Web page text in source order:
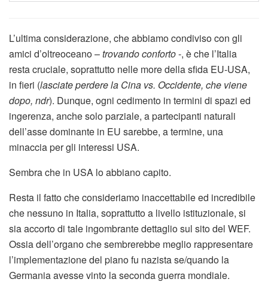
L’ultima considerazione, che abbiamo condiviso con gli
amici d’oltreoceano –trovando conforto-, è che l’Italia
resta cruciale, soprattutto nelle more della sfida EU-USA,
in fieri (lasciate perdere la Cina vs. Occidente, che viene
dopo, ndr). Dunque, ogni cedimento in termini di spazi ed
ingerenza, anche solo parziale, a partecipanti naturali
dell’asse dominante in EU sarebbe, a termine, una
minaccia per gli interessi USA.
Sembra che in USA lo abbiano capito.
Resta il fatto che consideriamo inaccettabile ed incredibile
che nessuno in Italia, soprattutto a livello istituzionale, si
sia accorto di tale ingombrante dettaglio sul sito del WEF.
Ossia dell’organo che sembrerebbe meglio rappresentare
l’implementazione del piano fu nazista se/quando la
Germania avesse vinto la seconda guerra mondiale.